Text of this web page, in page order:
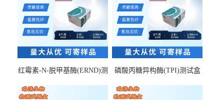
红霉素-N-脱甲基酶(ERND)测
磷酸丙糖异构酶(TPI)测试盒